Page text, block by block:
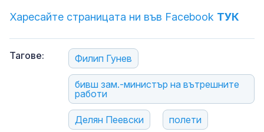
Харесайте страницата ни във Facebook ТУК
Тагове: Филип Гунев
бивш зам.-министър на вътрешните
работи
Делян Пеевски полети